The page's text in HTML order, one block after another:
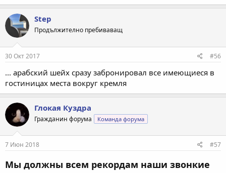
Step
Продължително пребиваващ
30 Окт 2017 #56
... арабский шейх сразу забронировал все имеющиеся в
гостиницах места вокруг кремля
Глокая Куздра
Гражданин форума Команда форума
7 Июн 2018 #57
Мы должны всем рекордам наши звонкие